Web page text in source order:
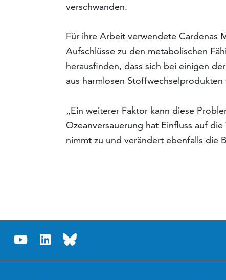
verschwanden.
Für ihre Arbeit verwendete Cardenas
Aufschlüsse zu den metabolischen
herausfinden, dass sich bei einigen
aus harmlosen
„Ein weiterer Faktor kann diese
Ozeanversauerung hat Einfluss auf
nimmt zu und verändert ebenfalls die